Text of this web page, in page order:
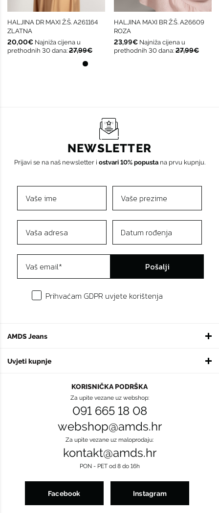
HALJINA DR MAXI Ž.Š. A261164
ZLATNA
20,00€ Najniža cijena u
prethodnih 30 dana: 27,99€
HALJINA MAXI BR Ž.Š. A26609
ROZA
23,99€ Najniža cijena u
prethodnih 30 dana: 27,99€
AMDS Jeans
Uvjeti kupnje
NEWSLETTER
Prijavi se na naš newsletter i ostvari 10% popustana prvu kupnju.
Pošalji
Prihvaćam GDPR uvjete korištenja
KORISNIČKA PODRŠKA
Za upite vezane uz webshop:
091 665 18 08
webshop@amds.hr
Za upite vezane uz maloprodaju:
kontakt@amds.hr
PON - PET od 8 do 16h
Facebook Instagram